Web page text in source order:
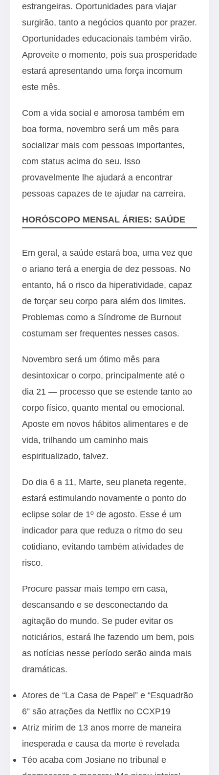
estrangeiras. Oportunidades para viajar
surgirão, tanto a negócios quanto por prazer.
Oportunidades educacionais também virão.
Aproveite o momento, pois sua prosperidade
estará apresentando uma força incomum
este mês.
Com a vida social e amorosa também em
boa forma, novembro será um mês para
socializar mais com pessoas importantes,
com status acima do seu. Isso
provavelmente lhe ajudará a encontrar
pessoas capazes de te ajudar na carreira.
HORÓSCOPO MENSAL ÁRIES: SAÚDE
Em geral, a saúde estará boa, uma vez que
o ariano terá a energia de dez pessoas. No
entanto, há o risco da hiperatividade, capaz
de forçar seu corpo para além dos limites.
Problemas como a Síndrome de Burnout
costumam ser frequentes nesses casos.
Novembro será um ótimo mês para
desintoxicar o corpo, principalmente até o
dia 21 — processo que se estende tanto ao
corpo físico, quanto mental ou emocional.
Aposte em novos hábitos alimentares e de
vida, trilhando um caminho mais
espiritualizado, talvez.
Do dia 6 a 11, Marte, seu planeta regente,
estará estimulando novamente o ponto do
eclipse solar de 1º de agosto. Esse é um
indicador para que reduza o ritmo do seu
cotidiano, evitando também atividades de
risco.
Procure passar mais tempo em casa,
descansando e se desconectando da
agitação do mundo. Se puder evitar os
noticiários, estará lhe fazendo um bem, pois
as notícias nesse período serão ainda mais
dramáticas.
Atores de “La Casa de Papel” e “Esquadrão
6” são atrações da Netflix no CCXP19
Atriz mirim de 13 anos morre de maneira
inesperada e causa da morte é revelada
Téo acaba com Josiane no tribunal e